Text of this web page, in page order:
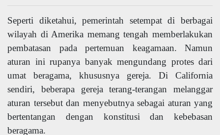
Seperti diketahui, pemerintah setempat di berbagai
wilayah di Amerika memang tengah memberlakukan
pembatasan pada pertemuan keagamaan. Namun
aturan ini rupanya banyak mengundang protes dari
umat beragama, khususnya gereja. Di California
sendiri, beberapa gereja terang-terangan melanggar
aturan tersebut dan menyebutnya sebagai aturan yang
bertentangan dengan konstitusi dan kebebasan
beragama.